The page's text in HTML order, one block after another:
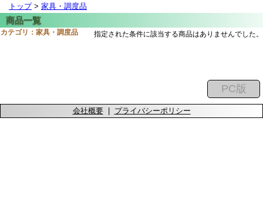
トップ> 家具・調度品
カテゴリ：家具・調度品 指定された条件に該当する商品はありませんでした。
会社概要| プライバシーポリシー